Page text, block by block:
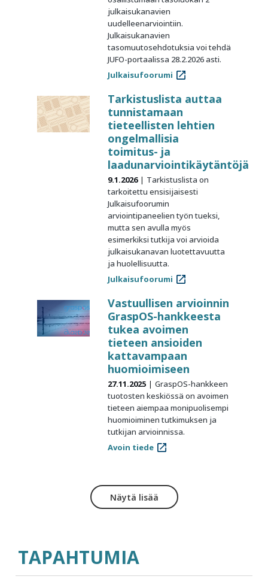
julkaisukanavien
uudelleenarviointiin.
Julkaisukanavien
tasomuutosehdotuksia voi tehdä
JUFO-portaalissa 28.2.2026 asti.
Julkaisufoorumi
Tarkistuslista auttaa
tunnistamaan
tieteellisten lehtien
ongelmallisia
toimitus- ja
laadunarviointikäytäntöjä
9.1.2026
Tarkistuslista on
tarkoitettu ensisijaisesti
Julkaisufoorumin
arviointipaneelien työn tueksi,
mutta sen avulla myös
esimerkiksi tutkija voi arvioida
julkaisukanavan luotettavuutta
ja huolellisuutta.
Julkaisufoorumi
Vastuullisen arvioinnin
GraspOS-hankkeesta
tukea avoimen
tieteen ansioiden
kattavampaan
huomioimiseen
27.11.2025
GraspOS-hankkeen
tuotosten keskiössä on avoimen
tieteen aiempaa monipuolisempi
huomioiminen tutkimuksen ja
tutkijan arvioinnissa.
Avoin tiede
Näytä lisää
TAPAHTUMIA